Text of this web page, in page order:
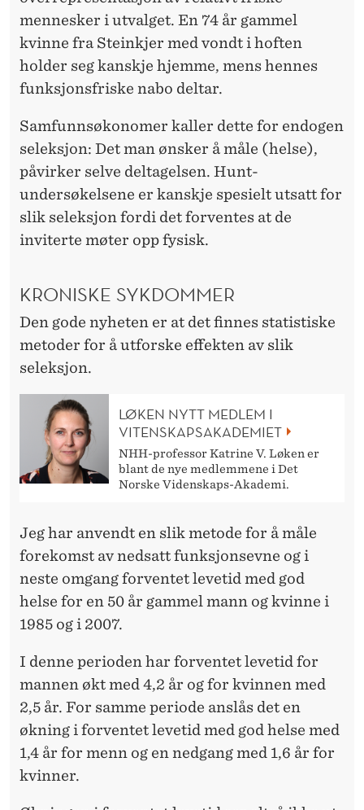
mennesker i utvalget. En 74 år gammel
kvinne fra Steinkjer med vondt i hoften
holder seg kanskje hjemme, mens hennes
funksjonsfriske nabo deltar.
Samfunnsøkonomer kaller dette for endogen
seleksjon: Det man ønsker å måle (helse),
påvirker selve deltagelsen. Hunt-
undersøkelsene er kanskje spesielt utsatt for
slik seleksjon fordi det forventes at de
inviterte møter opp fysisk.
KRONISKE SYKDOMMER
Den gode nyheten er at det finnes statistiske
metoder for å utforske effekten av slik
seleksjon.
LØKEN NYTT MEDLEM I
VITENSKAPSAKADEMIET
NHH-professor Katrine V. Løken er
blant de nye medlemmene i Det
Norske Videnskaps-Akademi.
Jeg har anvendt en slik metode for å måle
forekomst av nedsatt funksjonsevne og i
neste omgang forventet levetid med god
helse for en 50 år gammel mann og kvinne i
1985 og i 2007.
I denne perioden har forventet levetid for
mannen økt med 4,2 år og for kvinnen med
2,5 år. For samme periode anslås det en
økning i forventet levetid med god helse med
1,4 år for menn og en nedgang med 1,6 år for
kvinner.